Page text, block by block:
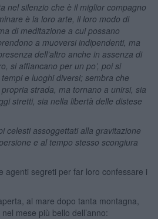
nel silenzio che è il miglior compagno
è la loro arte, il loro modo di
di meditazione a cui possano
a muoversi indipendenti, ma
dell’altro anche in assenza di
si affiancano per un po’, poi si
e luoghi diversi; sembra che
strada, ma tornano a unirsi, sia
stretti, sia nella libertà delle distese
celesti assoggettati alla gravitazione
e al tempo stesso scongiura
agenti segreti per far loro confessare i
al mare dopo tanta montagna,
mese più bello dell’anno: